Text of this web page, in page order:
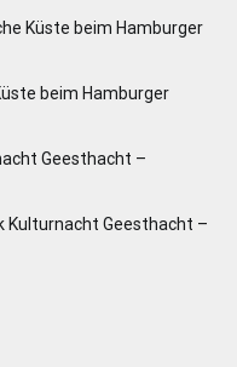
Küste beim Hamburger
beim Hamburger
Geesthacht –
Kulturnacht Geesthacht –